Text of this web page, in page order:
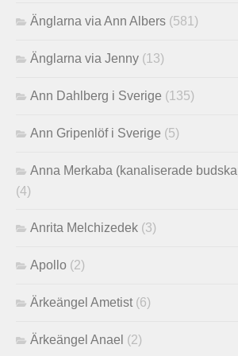
Änglarna via Ann Albers (581)
Änglarna via Jenny (13)
Ann Dahlberg i Sverige (135)
Ann Gripenlöf i Sverige (5)
Anna Merkaba (kanaliserade
(4)
Anrita Melchizedek (3)
Apollo (2)
Ärkeängel Ametist (6)
Ärkeängel Anael (2)